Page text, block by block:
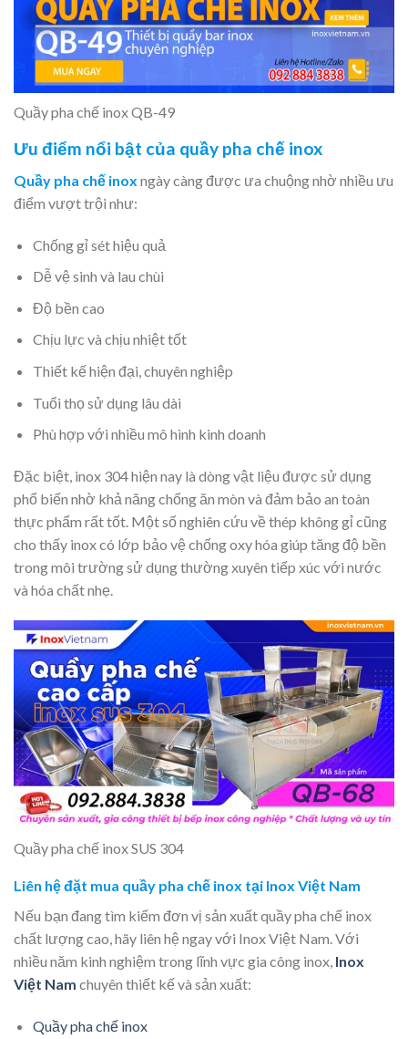
Quầy pha chế inox QB-49
Ưu điểm nổi bật của quầy pha chế inox
Quầy pha chế inox ngày càng được ưa chuộng nhờ nhiều ưu
điểm vượt trội như:
Chống gỉ sét hiệu quả
Dễ vệ sinh và lau chùi
Độ bền cao
Chịu lực và chịu nhiệt tốt
Thiết kế hiện đại, chuyên nghiệp
Tuổi thọ sử dụng lâu dài
Phù hợp với nhiều mô hình kinh doanh
Đặc biệt, inox 304 hiện nay là dòng vật liệu được sử dụng
phổ biến nhờ khả năng chống ăn mòn và đảm bảo an toàn
thực phẩm rất tốt. Một số nghiên cứu về thép không gỉ cũng
cho thấy inox có lớp bảo vệ chống oxy hóa giúp tăng độ bền
trong môi trường sử dụng thường xuyên tiếp xúc với nước
và hóa chất nhẹ.
Quầy pha chế inox SUS 304
Liên hệ đặt mua quầy pha chế inox tại Inox Việt Nam
Nếu bạn đang tìm kiếm đơn vị sản xuất quầy pha chế inox
chất lượng cao, hãy liên hệ ngay với Inox Việt Nam. Với
nhiều năm kinh nghiệm trong lĩnh vực gia công inox, Inox
Việt Nam chuyên thiết kế và sản xuất:
Quầy pha chế inox